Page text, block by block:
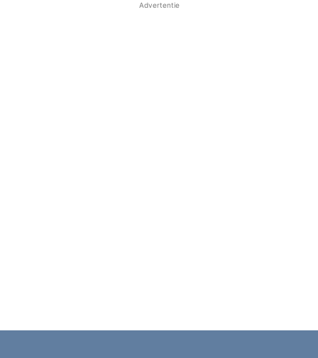
Advertentie